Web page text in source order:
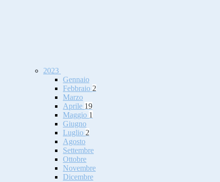
2023
Gennaio
Febbraio 2
Marzo
Aprile 19
Maggio 1
Giugno
Luglio 2
Agosto
Settembre
Ottobre
Novembre
Dicembre